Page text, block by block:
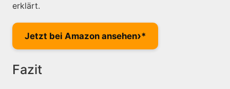
erklärt.
Jetzt bei Amazon ansehen›
Fazit